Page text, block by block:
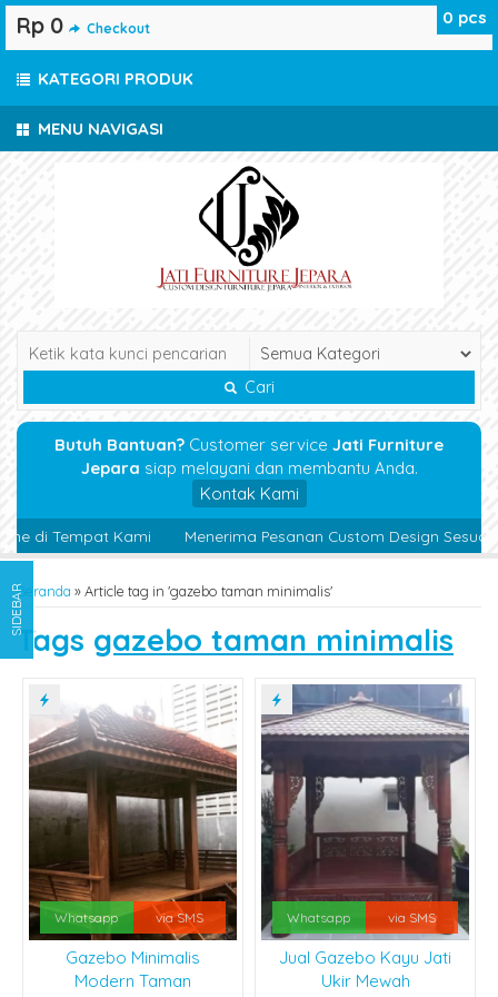
MENU NAVIGASI
Cari
Butuh Bantuan? Customer service Jati Furniture
Jepara siap melayani dan membantu Anda.
Kontak Kami
di Tempat Kami Menerima Pesanan Custom Design Sesuai
Beranda »Article tag in 'gazebo taman minimalis'
Tags gazebo taman minimalis
Whatsapp via SMS
Gazebo Minimalis
Modern Taman
Whatsapp via SMS
Jual Gazebo Kayu Jati
Ukir Mewah
0 pcs
Rp 0 Checkout
KATEGORI PRODUK
SIDEBAR